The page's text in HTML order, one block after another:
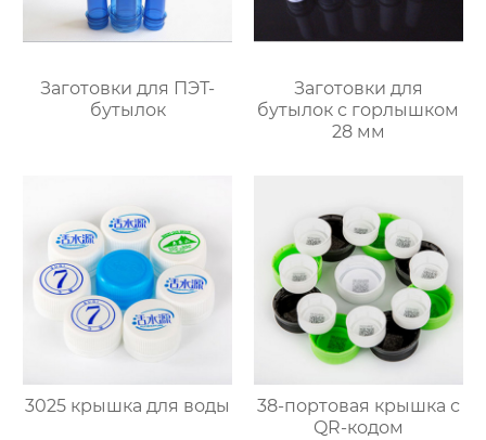
Заготовки для ПЭТ-
бутылок
Заготовки для
бутылок с горлышком
28 мм
3025 крышка для воды
38-портовая крышка с
QR-кодом